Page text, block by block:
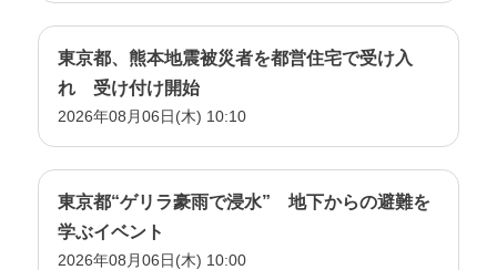
東京都、熊本地震被災者を都営住宅で受け入
れ 受け付け開始
2026年08月06日(木) 10:10
東京都“ゲリラ豪雨で浸水” 地下からの避難を
学ぶイベント
2026年08月06日(木) 10:00